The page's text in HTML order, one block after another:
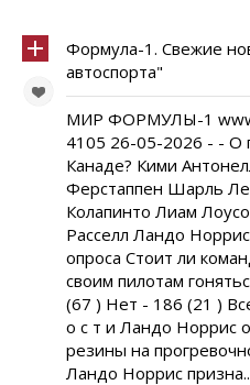
Формула-1. Свежие
автоспорта"
МИР ФОРМУЛЫ-1
4105 26-05-2026 - - О
Канаде? Кими
Ферстаппен Шарль
Колапинто Лиам
Расселл Ландо
опроса Стоит ли
своим пилотам
(67 ) Нет - 186 (21 )
о с т и Ландо Норрис
резины на
Ландо Норрис